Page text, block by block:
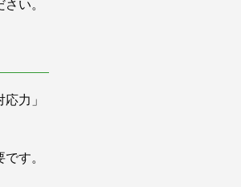
い。
力」
す。